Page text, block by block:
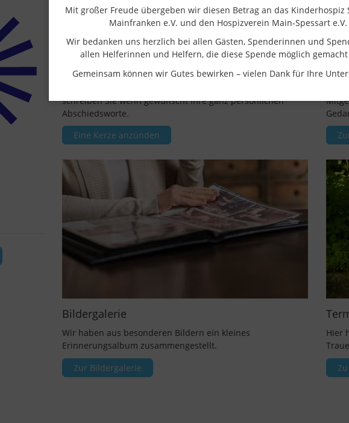
Eine Kerze anzünden
schreiben Sie wenn gewünscht Ihre ganz persönlichen
Abschiedsworte.
Eine Kerze anzünden
Bildergalerie
Wir haben aus besonderen Bildern ein kleines
Erinnerungsalbum zusammengestellt.
Zur Bildergalerie
Hier
Mit großer Freude übergeben wir diesen Betrag an das Kinderhospiz
Mainfranken e.V. und den Hospizverein Main-Spessart e.V.
Wir bedanken uns herzlich bei allen Gästen, Spenderinnen und
allen Helferinnen und Helfern, die diese Spende möglich
Gemeinsam können wir Gutes bewirken – vielen Dank für Ihre